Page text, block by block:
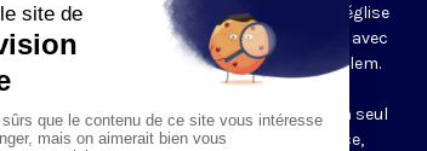
l’office du milieu du jour, en direct de l’église
Saint-Gervais-Saint-Protais (Paris 4e), avec
les Fraternités Monastiques de Jérusalem.
L’Office du Milieu du Jour regroupe, en
particulier, «au milieu du jour» et en un seul
office, les heures monastiques de Tierce,